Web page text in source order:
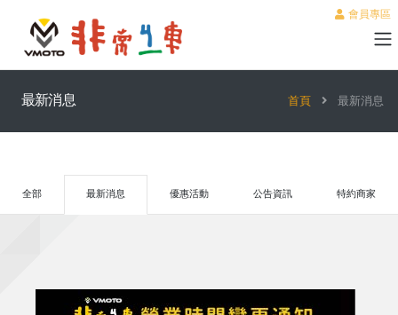
會員專區
最新消息 首頁 最新消息
全部 最新消息 優惠活動 公告資訊 特約商家